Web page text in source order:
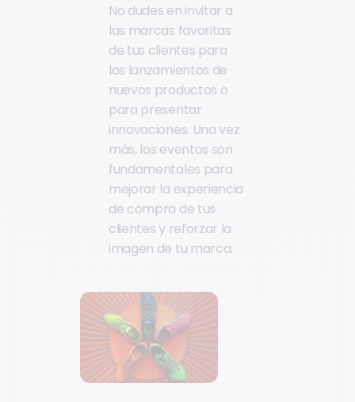
No dudes en invitar a
las marcas favoritas
de tus clientes para
los lanzamientos de
nuevos productos o
para presentar
innovaciones. Una vez
más, los eventos son
fundamentales para
mejorar la experiencia
de compra de tus
clientes y reforzar la
imagen de tu marca.